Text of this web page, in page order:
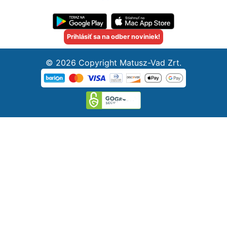
Prihlásiť sa na odber noviniek!
© 2026 Copyright Matusz-Vad Zrt.